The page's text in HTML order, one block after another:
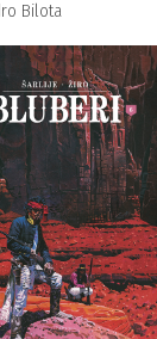
Bilota